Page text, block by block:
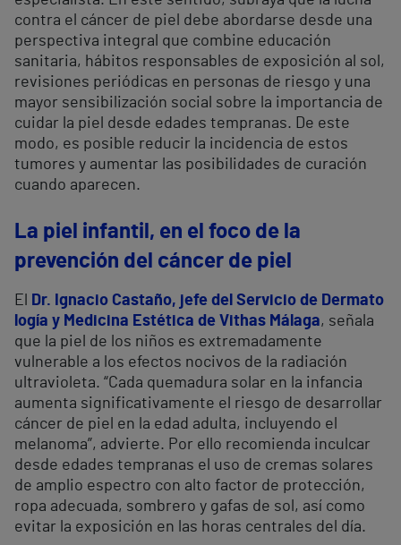
contra el cáncer de piel debe abordarse desde una
perspectiva integral que combine educación
sanitaria, hábitos responsables de exposición al sol,
revisiones periódicas en personas de riesgo y una
mayor sensibilización social sobre la importancia de
cuidar la piel desde edades tempranas. De este
modo, es posible reducir la incidencia de estos
tumores y aumentar las posibilidades de curación
cuando aparecen.
La piel infantil, en el foco de la
prevención del cáncer de piel
El
Dr. Ignacio Castaño, jefe del Servicio de Dermato
logía y Medicina Estética de Vithas Málaga, señala
que la piel de los niños es extremadamente
vulnerable a los efectos nocivos de la radiación
ultravioleta. “Cada quemadura solar en la infancia
aumenta significativamente el riesgo de desarrollar
cáncer de piel en la edad adulta, incluyendo el
melanoma”, advierte. Por ello recomienda inculcar
desde edades tempranas el uso de cremas solares
de amplio espectro con alto factor de protección,
ropa adecuada, sombrero y gafas de sol, así como
evitar la exposición en las horas centrales del día.